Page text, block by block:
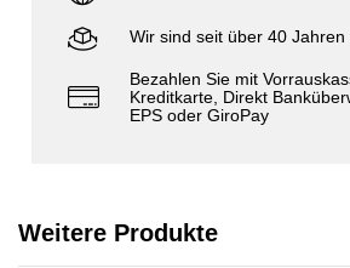
Wir sind seit über 40 Jahren
Bezahlen Sie mit
Kreditkarte, Direkt
EPS oder GiroPay
Weitere Produkte